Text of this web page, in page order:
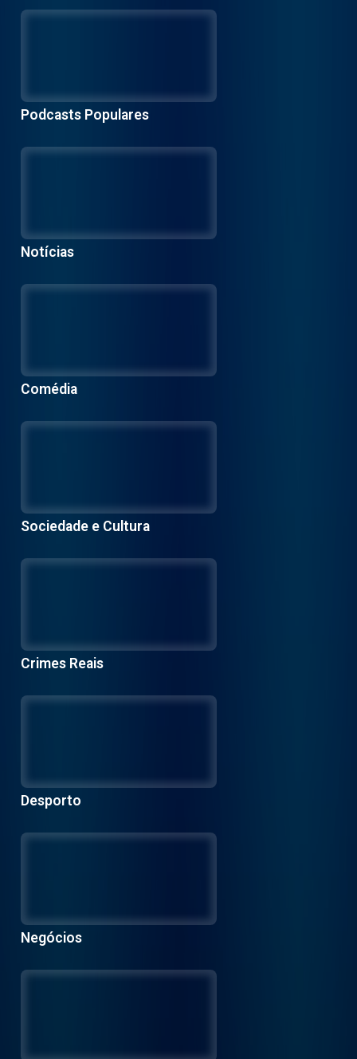
Podcasts Populares
Notícias
Comédia
Sociedade e Cultura
Crimes Reais
Desporto
Negócios